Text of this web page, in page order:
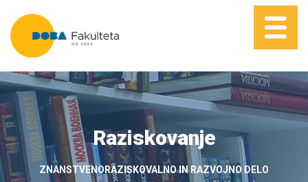
Raziskovanje
ZNANSTVENORAZISKOVALNO IN RAZVOJNO DELO